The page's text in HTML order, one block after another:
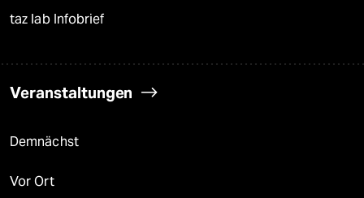
taz lab Infobrief
Veranstaltungen
Demnächst
Vor Ort